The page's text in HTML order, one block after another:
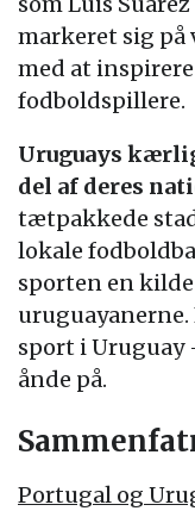
markeret sig
med at
fodboldspillere.
Uruguays
del af deres
tætpakkede
lokale
sporten en
uruguayanerne.
sport i Uruguay
ånde på.
Portugal og